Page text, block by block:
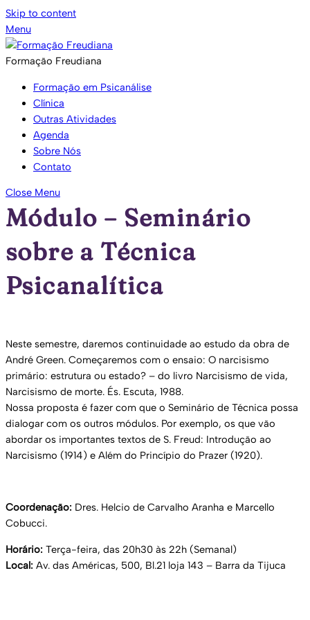
Skip to content
Menu
Formação Freudiana
Formação em Psicanálise
Clínica
Outras Atividades
Agenda
Sobre Nós
Contato
Close Menu
Módulo – Seminário
sobre a Técnica
Psicanalítica
Neste semestre, daremos continuidade ao estudo da obra de
André Green. Começaremos com o ensaio: O narcisismo
primário: estrutura ou estado? – do livro Narcisismo de vida,
Narcisismo de morte. És. Escuta, 1988.
Nossa proposta é fazer com que o Seminário de Técnica possa
dialogar com os outros módulos. Por exemplo, os que vão
abordar os importantes textos de S. Freud: Introdução ao
Narcisismo (1914) e Além do Princípio do Prazer (1920).
Coordenação: Dres. Helcio de Carvalho Aranha e Marcello
Cobucci.
Horário: Terça-feira, das 20h30 às 22h (Semanal)
Local: Av. das Américas, 500, Bl.21 loja 143 – Barra da Tijuca